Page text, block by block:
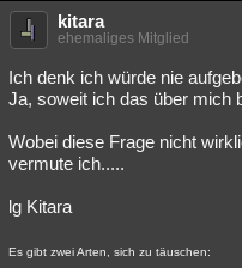
kitara
ehemaliges Mitglied
Ich denk ich würde nie
Ja, soweit ich das über mich
Wobei diese Frage nicht
vermute ich.....
lg Kitara
Es gibt zwei Arten, sich zu täuschen: